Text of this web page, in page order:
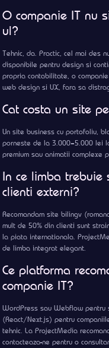
O companie IT nu
ul?
Tehnic, da. Practic, cel mai des
disponibile pentru design si
propria contabilitate, o
web design si UX, fara sa
Cat costa un site
Un site business cu portofoliu,
porneste de la 3.000–5.000 lei
premium sau animatii complexe
In ce limba trebuie
clienti externi?
Recomandam site bilingv
mult de 50% din clienti sunt
la piata internationala.
de limba integrat elegant.
Ce platforma
companie IT?
WordPress sau Webflow pentru
(React/Next.js) pentru
tehnic. La ProjectMedia
contacteaza-ne pentru o